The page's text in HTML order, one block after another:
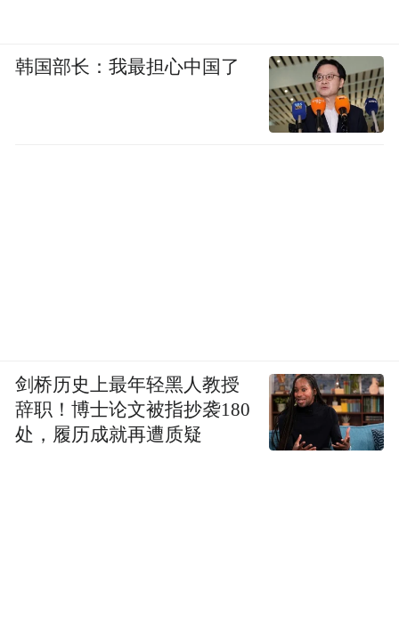
韩国部长：我最担心中国了
剑桥历史上最年轻黑人教授
辞职！博士论文被指抄袭180
处，履历成就再遭质疑